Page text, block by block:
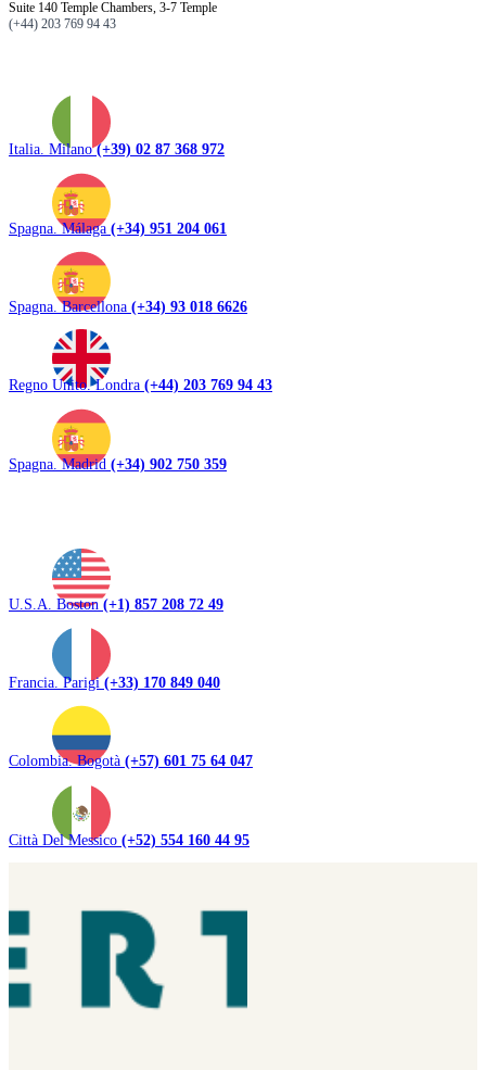
Suite 140 Temple Chambers, 3-7 Temple
(+44) 203 769 94 43
Italia. Milano(+39) 02 87 368 972
Spagna. Málaga (+34) 951 204 061
Spagna. Barcellona (+34) 93 018 6626
Regno Unito. Londra (+44) 203 769 94 43
Spagna. Madrid (+34) 902 750 359
U.S.A. Boston(+1) 857 208 72 49
Francia. Parigi(+33) 170 849 040
Colombia. Bogotà (+57) 601 75 64 047
Città Del Messico (+52) 554 160 44 95